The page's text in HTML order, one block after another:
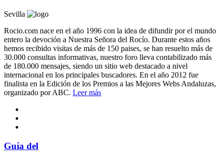
Sevilla
Rocio.com nace en el año 1996 con la idea de difundir por el mundo
entero la devoción a Nuestra Señora del Rocío. Durante estos años
hemos recibido visitas de más de 150 paises, se han resuelto más de
30.000 consultas informativas, nuestro foro lleva contabilizado más
de 180.000 mensajes, siendo un sitio web destacado a nivel
internacional en los principales buscadores. En el año 2012 fue
finalista en la Edición de los Premios a las Mejores Webs Andaluzas,
organizado por ABC. Leer más
Guía del